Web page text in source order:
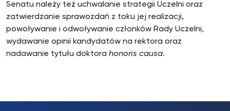
Senatu należy też uchwalanie strategii Uczelni oraz
zatwierdzanie sprawozdań z toku jej realizacji,
powoływanie i odwoływanie członków Rady Uczelni,
wydawanie opinii kandydatów na rektora oraz
nadawanie tytułu doktora honoris causa.